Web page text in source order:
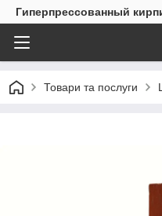
Гиперпрессованный
Товари та послуги